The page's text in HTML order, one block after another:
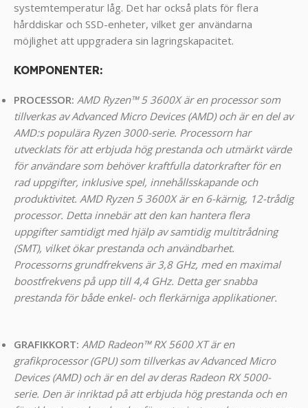
systemtemperatur låg. Det har också plats för flera
hårddiskar och SSD-enheter, vilket ger användarna
möjlighet att uppgradera sin lagringskapacitet.
KOMPONENTER:
PROCESSOR: AMD Ryzen™ 5 3600X är en processor som
tillverkas av Advanced Micro Devices (AMD) och är en del av
AMD:s populära Ryzen 3000-serie. Processorn har
utvecklats för att erbjuda hög prestanda och utmärkt värde
för användare som behöver kraftfulla datorkrafter för en
rad uppgifter, inklusive spel, innehållsskapande och
produktivitet. AMD Ryzen 5 3600X är en 6-kärnig, 12-trådig
processor. Detta innebär att den kan hantera flera
uppgifter samtidigt med hjälp av samtidig multitrådning
(SMT), vilket ökar prestanda och användbarhet.
Processorns grundfrekvens är 3,8 GHz, med en maximal
boostfrekvens på upp till 4,4 GHz. Detta ger snabba
prestanda för både enkel- och flerkärniga applikationer.
GRAFIKKORT: AMD Radeon™ RX 5600 XT är en
grafikprocessor (GPU) som tillverkas av Advanced Micro
Devices (AMD) och är en del av deras Radeon RX 5000-
serie. Den är inriktad på att erbjuda hög prestanda och en